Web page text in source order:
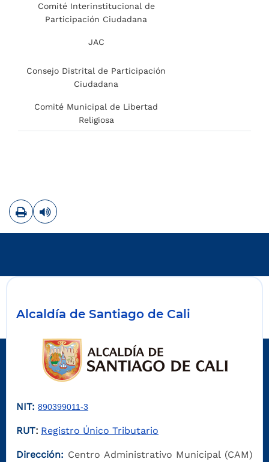
Comité Interinstitucional de
Participación Ciudadana
JAC
Consejo Distrital de Participación
Ciudadana
Comité Municipal de Libertad
Religiosa
ImprimirLeer contenido
Alcaldía de Santiago de Cali
NIT: 890399011-3
RUT: Registro Único Tributario
Dirección: Centro Administrativo Municipal (CAM)